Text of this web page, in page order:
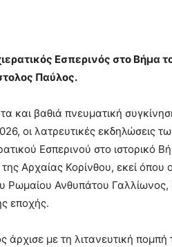
Εσπερινός στο Βήμα
Παύλος.
και βαθιά πνευματική
οι λατρευτικές εκδηλώσεις
Εσπερινού στο ιστορικό
Αρχαίας Κορίνθου, εκεί
Ρωμαίου Ανθυπάτου
εποχής.
άρχισε με τη λιτανευτική